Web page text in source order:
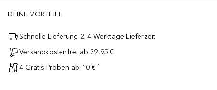
DEINE VORTEILE
Schnelle Lieferung 2–4 Werktage Lieferzeit
Versandkostenfrei ab 39,95 €
4 Gratis-Proben ab 10 € ¹